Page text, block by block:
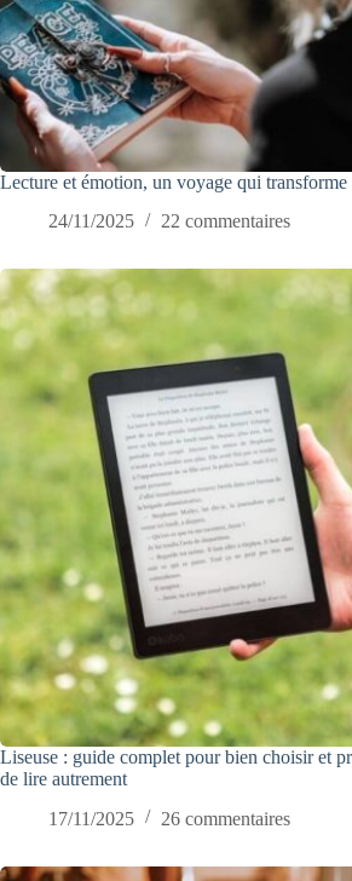
Lecture et émotion, un voyage qui transforme
24/11/2025
22 commentaires
Liseuse : guide complet pour bien choisir et
de lire autrement
17/11/2025
26 commentaires